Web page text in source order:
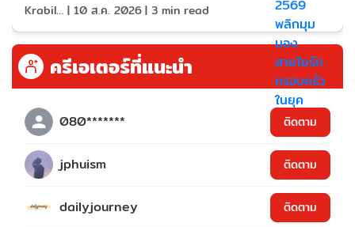
KrabiInsight | 10 ส.ค. 2026| 3 min read
ครีเอเตอร์ที่แนะนำ
080******* ติดตาม
jphuism ติดตาม
dailyjourney ติดตาม